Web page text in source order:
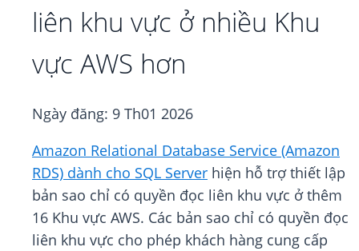
liên khu vực ở nhiều Khu
vực AWS hơn
Ngày đăng: 9 Th01 2026
Amazon Relational Database Service (Amazon
RDS) dành cho SQL Server hiện hỗ trợ thiết lập
bản sao chỉ có quyền đọc liên khu vực ở thêm
16 Khu vực AWS. Các bản sao chỉ có quyền đọc
liên khu vực cho phép khách hàng cung cấp